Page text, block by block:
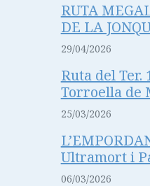
RUTA
DE LA
29/04/2026
Ruta del Ter.
Torroella de
25/03/2026
Ultramort i
06/03/2026